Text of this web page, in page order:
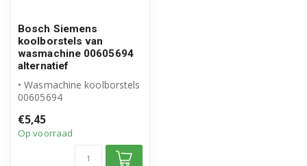
WAE2814Z01
WAE2814Z02
WAE28160FG/25
WAE28160FG/30
Bosch Siemens
koolborstels van
wasmachine 00605694
alternatief
• Wasmachine koolborstels
00605694
Siemens
• Hoogwaardig...
€5,45
Op voorraad